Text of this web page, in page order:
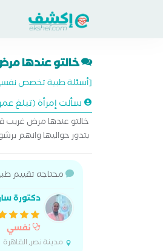
خالتو عندها
[أسئلة طبية تخصص
سألت إمرأة (تبلغ عمرها 56
خالتو عندها مرض غريب
بتدور حواليها وانهم
محتاجه تقييم
دكتورة
نفسي
مدينة نصر, القاهرة